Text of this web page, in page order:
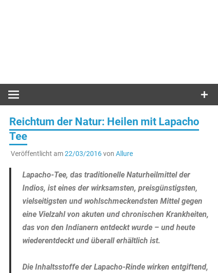
Reichtum der Natur: Heilen mit Lapacho
Tee
Veröffentlicht am22/03/2016von Allure
Lapacho-Tee, das traditionelle Naturheilmittel der
Indios, ist eines der wirksamsten, preisgünstigsten,
vielseitigsten und wohlschmeckendsten Mittel gegen
eine Vielzahl von akuten und chronischen Krankheiten,
das von den Indianern entdeckt wurde – und heute
wiederentdeckt und überall erhältlich ist.
Die Inhaltsstoffe der Lapacho-Rinde wirken entgiftend,